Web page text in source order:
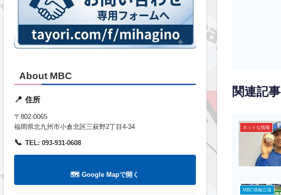
関連記事
ホットな情報
MBC情報広場
About MBC
📍 住所
〒802-0065
福岡県北九州市小倉北区三萩野2丁目4-34
📞 TEL: 093-931-0608
🗺️ Google Mapで開く